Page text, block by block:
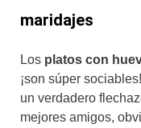
maridajes
Los platos con
¡son súper
un verdadero
mejores amigos,